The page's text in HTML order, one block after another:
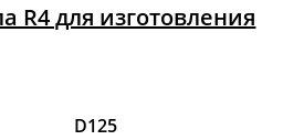
R4 для изготовления
D125